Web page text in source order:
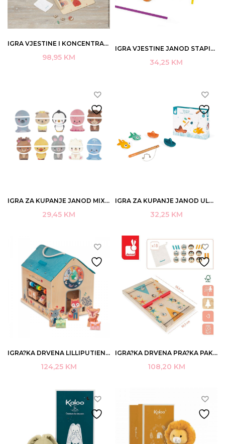
IGRA VJESTINE I KONCENTRACIJE JANOD 60×30,5X10CM 6-10 ART.J02081
98,95 KM
IGRA VJESTINE JANOD STAPICI 15,8X4X25CM 3-10 ART.J02695(4)
34,25 KM
IGRA ZA KUPANJE JANOD MIX&MATCH ZIVOTINJE 30/1 2-6 ART.J04718(4)
29,45 KM
IGRA ZA KUPANJE JANOD ULOVI RIBICU ART.J04715 (4)
32,25 KM
IGRA?KA DRVENA LILLIPUTIENS MOJA PRVA ?KOLA 2+ ART.83422 (2)
124,25 KM
IGRA?KA DRVENA PRA?KA PAK JANOD J02079
108,20 KM